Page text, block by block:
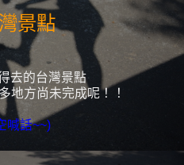
景點
去的台灣景點
方尚未完成呢！！
喊話~~)